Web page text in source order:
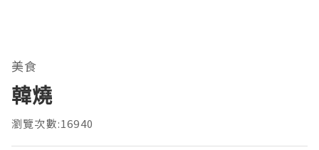
美食
韓燒
瀏覽次數:16940